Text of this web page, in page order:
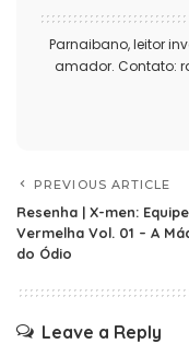
Parnaibano, leitor
amador. Contato:
PREVIOUS ARTICLE
Resenha | X-men: Equipe
Vermelha Vol. 01 – A
do Ódio
Leave a Reply